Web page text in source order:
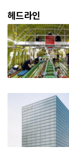
헤드라인